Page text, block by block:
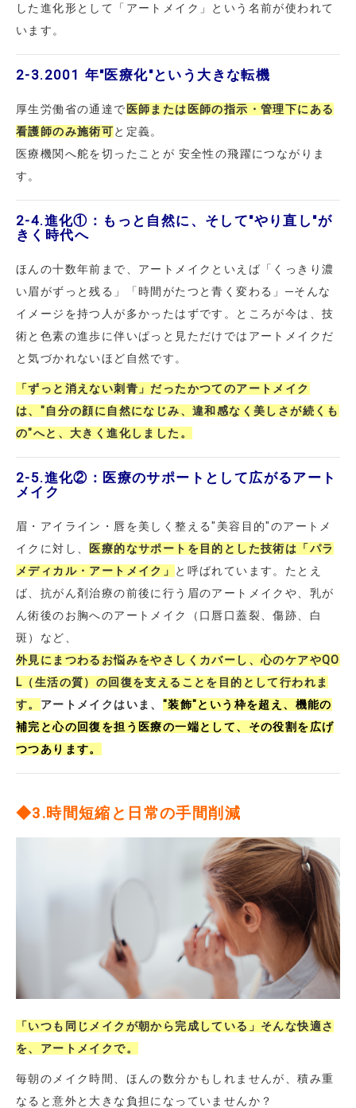
した進化形として「アートメイク」という名前が使われて
います。
2-3. 2001 年"医療化"という大きな転機
厚生労働省の通達で 医師または医師の指示・管理下にある
看護師のみ施術可と定義。
医療機関へ舵を切ったことが 安全性の飛躍につながりま
す。
2-4.進化①：もっと自然に、そして"やり直し"が
きく時代へ
ほんの十数年前まで、アートメイクといえば「くっきり濃
い眉がずっと残る」「時間がたつと青く変わる」─そんな
イメージを持つ人が多かったはずです。ところが今は、技
術と色素の進歩に伴いぱっと見ただけではアートメイクだ
と気づかれないほど自然です。
「ずっと消えない刺青」だったかつてのアートメイク
は、"自分の顔に自然になじみ、違和感なく美しさが続くも
の"へと、大きく進化しました。
2-5.進化②：医療のサポートとして広がるアート
メイク
眉・アイライン・唇を美しく整える"美容目的"のアートメ
イクに対し、 医療的なサポートを目的とした技術は 「パラ
メディカル・アートメイク」
と呼ばれています。たとえ
ば、抗がん剤治療の前後に行う眉のアートメイクや、乳が
ん術後のお胸へのアートメイク（口唇口蓋裂、傷跡、白
斑）など、
外見にまつわるお悩みをやさしくカバーし、心のケアやQO
L（生活の質）の回復を支えることを目的として行われま
す。 アートメイクはいま、 "装飾"という枠を超え、機能の
補完と心の回復を担う医療の一端として、その役割を広げ
つつあります。
◆3.時間短縮と日常の手間削減
「いつも同じメイクが朝から完成している」そんな快適さ
を、アートメイクで。
毎朝のメイク時間、ほんの数分かもしれませんが、積み重
なると意外と大きな負担になっていませんか？